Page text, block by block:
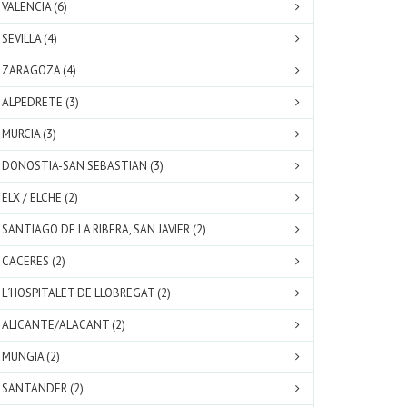
VALENCIA (6)
SEVILLA (4)
ZARAGOZA (4)
ALPEDRETE (3)
MURCIA (3)
DONOSTIA-SAN SEBASTIAN (3)
ELX / ELCHE (2)
SANTIAGO DE LA RIBERA, SAN JAVIER (2)
CACERES (2)
L´HOSPITALET DE LLOBREGAT (2)
ALICANTE/ALACANT (2)
MUNGIA (2)
SANTANDER (2)